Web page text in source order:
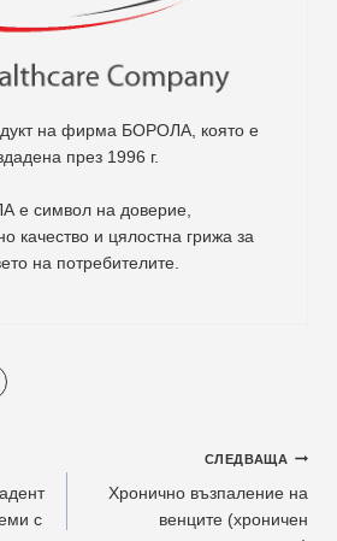
на фирма БОРОЛА , която е
през 1996 г.
е символ на доверие,
качество и цялостна грижа за
на потребителите.
с
СЛЕДВАЩА
Хронично възпаление на
венците (хроничен